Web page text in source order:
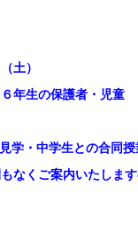
土）
年生の保護者・児童
学生との合同授業
なくご案内いたします